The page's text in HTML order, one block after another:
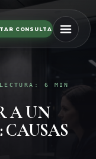
CONSULTA
6 MIN
A UN